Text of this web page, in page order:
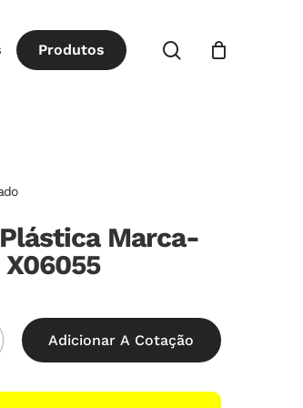
Produtos procurar
Marca-
Adicionar A Cotação